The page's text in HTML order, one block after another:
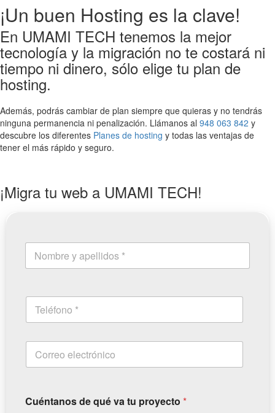
¡Un buen Hosting es la clave!
En UMAMI TECH tenemos la mejor
tecnología y la migración no te costará ni
tiempo ni dinero, sólo elige tu plan de
hosting.
Además, podrás cambiar de plan siempre que quieras y no tendrás
ninguna permanencia ni penalización. Llámanos al 948 063 842 y
descubre los diferentes Planes de hosting y todas las ventajas de
tener el más rápido y seguro.
¡Migra tu web a UMAMI TECH!
Cuéntanos de qué va tu proyecto *